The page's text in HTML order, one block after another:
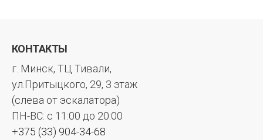
КОНТАКТЫ
г. Минск, ТЦ Тивали,
ул.Притыцкого, 29, 3 этаж
(слева от эскалатора)
ПН-ВС: с 11:00 до 20:00
+375 (33) 904-34-68